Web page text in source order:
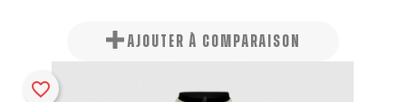
AJOUTER À COMPARAISON
favorite_border